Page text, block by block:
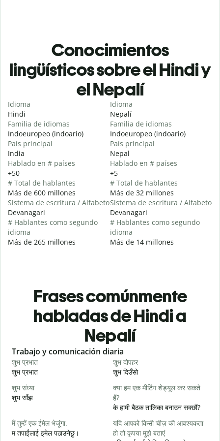
Conocimientos
lingüísticos sobre el Hindi y
el Nepalí
Idioma
Hindi
Familia de idiomas
Indoeuropeo (indoario)
País principal
India
Hablado en # países
+50
# Total de hablantes
Más de 600 millones
Sistema de escritura / Alfabeto
Devanagari
# Hablantes como segundo
idioma
Más de 265 millones
Idioma
Nepalí
Familia de idiomas
Indoeuropeo (indoario)
País principal
Nepal
Hablado en # países
+5
# Total de hablantes
Más de 32 millones
Sistema de escritura / Alfabeto
Devanagari
# Hablantes como segundo
idioma
Más de 14 millones
Frases comúnmente
habladas de Hindi a
Nepalí
Slide 1 of 6
Trabajo y comunicación diaria
शुभ प्रभात
शुभ प्रभात
शुभ दोपहर
शुभ दिउँसो
शुभ संध्या
शुभ साँझ
क्या हम एक मीटिंग शेड्यूल कर सकते
हैं?
के हामी बैठक तालिका बनाउन सक्छौं?
मैं तुम्हें एक ईमेल भेजूंगा.
म तपाईंलाई इमेल पठाउनेछु।
यदि आपको किसी चीज़ की आवश्यकता
हो तो कृपया मुझे बताएं